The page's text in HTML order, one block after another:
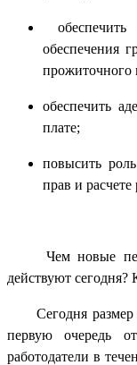
обеспечить
обеспечения
прожиточного
обеспечить
плате;
повысить
прав и
Чем новые
действуют
Сегодня размер
первую очередь
работодатели в